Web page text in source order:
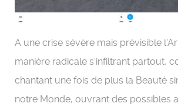
A une crise sévère mais prévisible
manière radicale s'infiltrant partout,
chantant une fois de plus la Beauté
notre Monde, ouvrant des possibles